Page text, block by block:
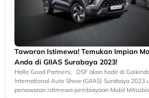
Tawaran Istimewa! Temukan Impian
Anda di GIIAS Surabaya 2023!
Hallo Good Partners, DSF akan hadir di
International Auto Show (GIIAS) Surabaya 2023
penawaran istimewa pembiayaan Mobil